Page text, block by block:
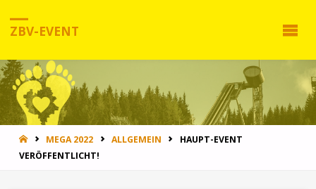
ZBV-EVENT
HOMEMEGA 2022 ALLGEMEIN
HAUPT-EVENT
VERÖFFENTLICHT!